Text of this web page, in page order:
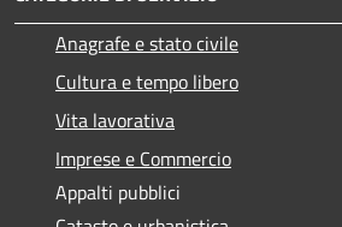
Anagrafe e stato civile
Cultura e tempo libero
Vita lavorativa
Imprese e Commercio
Appalti pubblici